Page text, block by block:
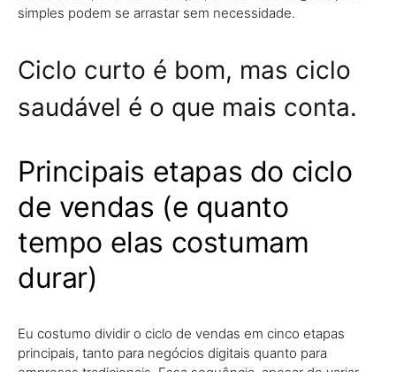
simples podem se arrastar sem necessidade.
Ciclo curto é bom, mas ciclo
saudável é o que mais conta.
Principais etapas do ciclo
de vendas (e quanto
tempo elas costumam
durar)
Eu costumo dividir o ciclo de vendas em cinco etapas
principais, tanto para negócios digitais quanto para